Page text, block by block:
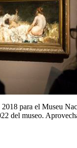
para el Museu
del museo.